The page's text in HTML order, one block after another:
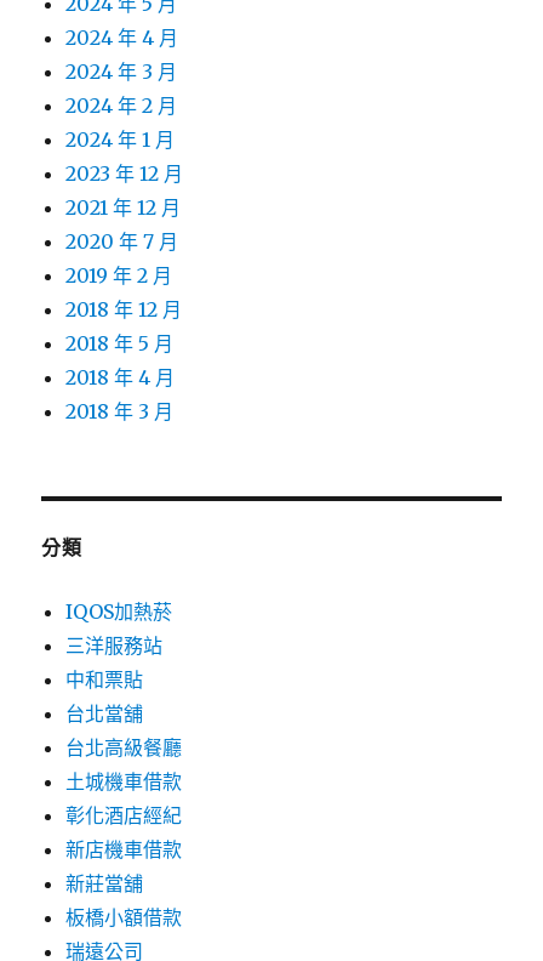
2024 年 4 月
2024 年 3 月
2024 年 2 月
2024 年 1 月
2023 年 12 月
2021 年 12 月
2020 年 7 月
2019 年 2 月
2018 年 12 月
2018 年 5 月
2018 年 4 月
2018 年 3 月
分類
IQOS加熱菸
三洋服務站
中和票貼
台北當舖
台北高級餐廳
土城機車借款
彰化酒店經紀
新店機車借款
新莊當舖
板橋小額借款
瑞遠公司